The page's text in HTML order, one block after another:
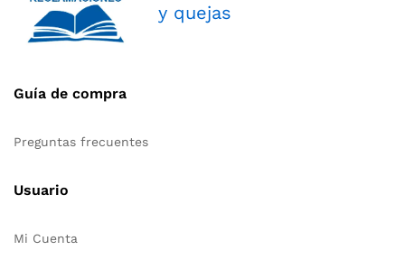
y quejas
Guía de compra
Preguntas frecuentes
Usuario
Mi Cuenta